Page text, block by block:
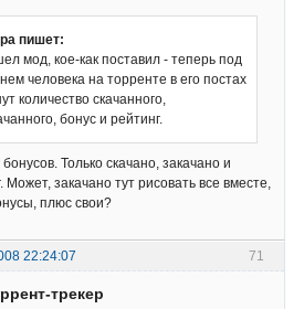
пишет:
мод, кое-как поставил - теперь под
человека на торренте в его постах
количество скачанного,
бонус и рейтинг.
Только скачано, закачано и
Может, закачано тут рисовать все вместе,
плюс свои?
71
22:24:07
трекер